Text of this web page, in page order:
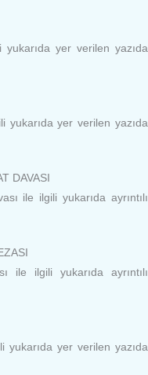
yer verilen yazıda
yukarıda yer verilen yazıda
DAVASI
ile ilgili yukarıda ayrıntılı
ile ilgili yukarıda ayrıntılı
yukarıda yer verilen yazıda